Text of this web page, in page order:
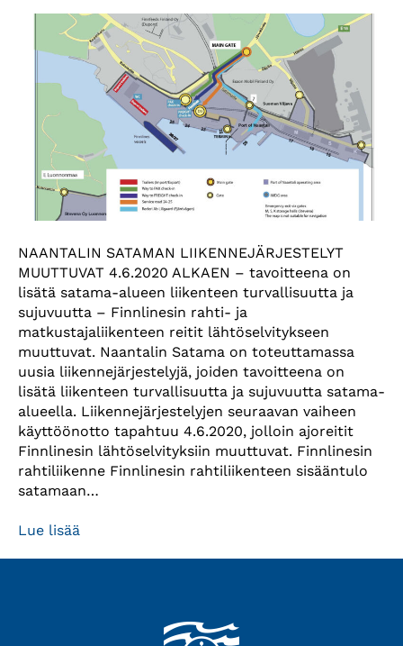
NAANTALIN SATAMAN LIIKENNEJÄRJESTELYT
MUUTTUVAT 4.6.2020 ALKAEN – tavoitteena on
lisätä satama-alueen liikenteen turvallisuutta ja
sujuvuutta – Finnlinesin rahti- ja
matkustajaliikenteen reitit lähtöselvitykseen
muuttuvat. Naantalin Satama on toteuttamassa
uusia liikennejärjestelyjä, joiden tavoitteena on
lisätä liikenteen turvallisuutta ja sujuvuutta satama-
alueella. Liikennejärjestelyjen seuraavan vaiheen
käyttöönotto tapahtuu 4.6.2020, jolloin ajoreitit
Finnlinesin lähtöselvityksiin muuttuvat. Finnlinesin
rahtiliikenne Finnlinesin rahtiliikenteen sisääntulo
satamaan…
Lue lisää